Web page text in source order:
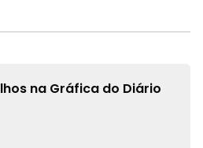
na Gráfica do Diário